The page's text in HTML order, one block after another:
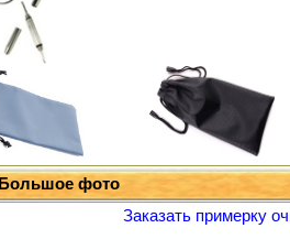
Большое фото
Заказать примерку